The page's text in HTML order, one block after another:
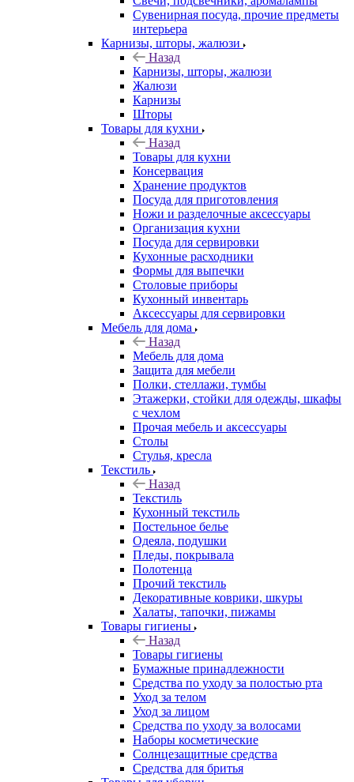
Сувенирная посуда, прочие предметы
интерьера
Карнизы, шторы, жалюзи
Назад
Карнизы, шторы, жалюзи
Жалюзи
Карнизы
Шторы
Товары для кухни
Назад
Товары для кухни
Консервация
Хранение продуктов
Посуда для приготовления
Ножи и разделочные аксессуары
Организация кухни
Посуда для сервировки
Кухонные расходники
Формы для выпечки
Столовые приборы
Кухонный инвентарь
Аксессуары для сервировки
Мебель для дома
Назад
Мебель для дома
Защита для мебели
Полки, стеллажи, тумбы
Этажерки, стойки для одежды, шкафы
с чехлом
Прочая мебель и аксессуары
Столы
Стулья, кресла
Текстиль
Назад
Текстиль
Кухонный текстиль
Постельное белье
Одеяла, подушки
Пледы, покрывала
Полотенца
Прочий текстиль
Декоративные коврики, шкуры
Халаты, тапочки, пижамы
Товары гигиены
Назад
Товары гигиены
Бумажные принадлежности
Средства по уходу за полостью рта
Уход за телом
Уход за лицом
Средства по уходу за волосами
Наборы косметические
Солнцезащитные средства
Средства для бритья